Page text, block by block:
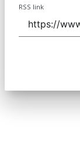
RSS link